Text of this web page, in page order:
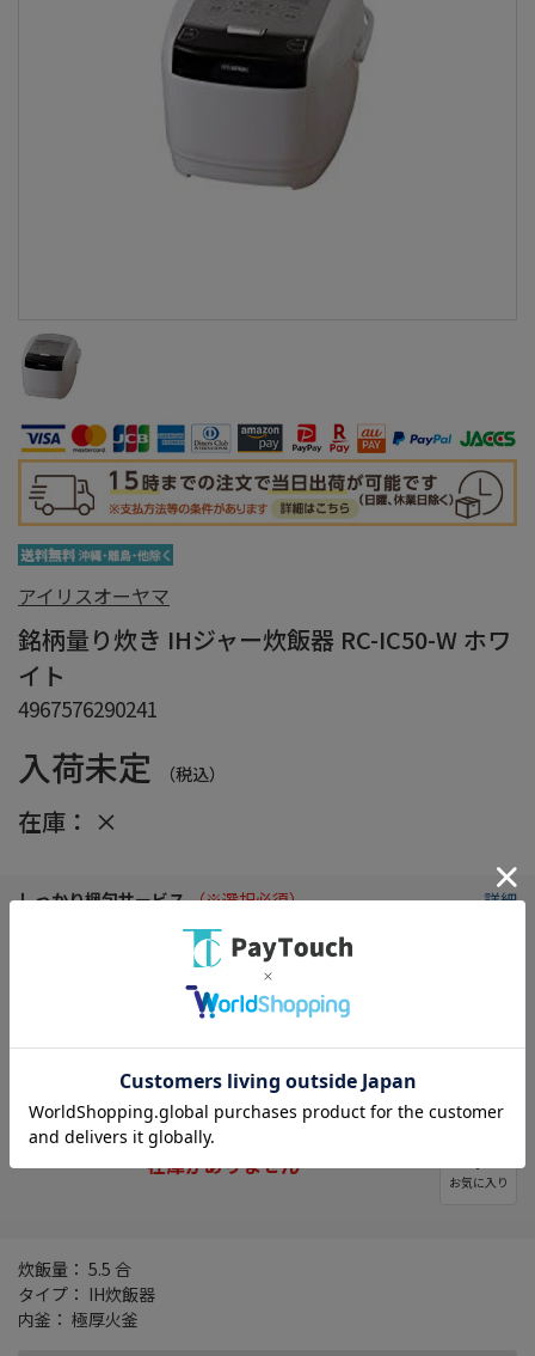
アイリスオーヤマ
銘柄量り炊き IHジャー炊飯器 RC-IC50-W ホワ
イト
4967576290241
入荷未定 （税込）
在庫： ×
しっかり梱包サービス（※選択必須） 詳細
初期不良保証期間延長サービス
在庫がありません
お気に入り
炊飯量： 5.5 合
タイプ： IH炊飯器
内釜： 極厚火釜